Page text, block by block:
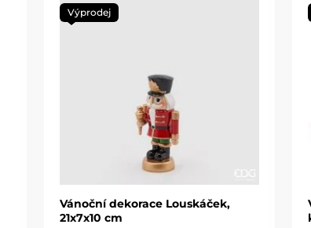
Výprodej
Vánoční dekorace Louskáček,
21x7x10 cm